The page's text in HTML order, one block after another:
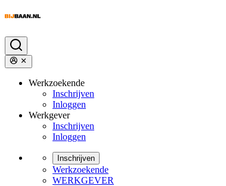
Werkzoekende
Inschrijven
Inloggen
Werkgever
Inschrijven
Inloggen
Inschrijven
Werkzoekende
WERKGEVER